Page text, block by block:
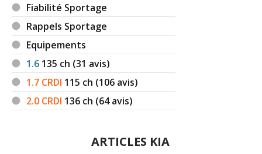
Fiabilité Sportage
Rappels Sportage
Equipements
1.6 135 ch (31 avis)
1.7 CRDI 115 ch (106 avis)
2.0 CRDI 136 ch (64 avis)
ARTICLES KIA